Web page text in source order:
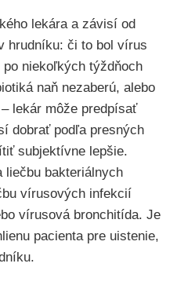
lekára a závisí od
hrudníku: či to bol vírus
niekoľkých týždňoch
naň nezaberú, alebo
lekár môže predpísať
dobrať podľa presných
subjektívne lepšie.
liečbu bakteriálnych
vírusových infekcií
vírusová bronchitída. Je
pacienta pre uistenie,